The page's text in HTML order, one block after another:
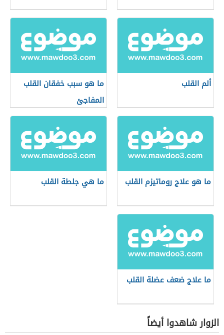
ألم القلب
ما هو سبب خفقان القلب
المفاجئ
ما هو علاج روماتيزم القلب ما هي جلطة القلب
ما علاج ضعف عضلة القلب
الزوار شاهدوا أيضاً